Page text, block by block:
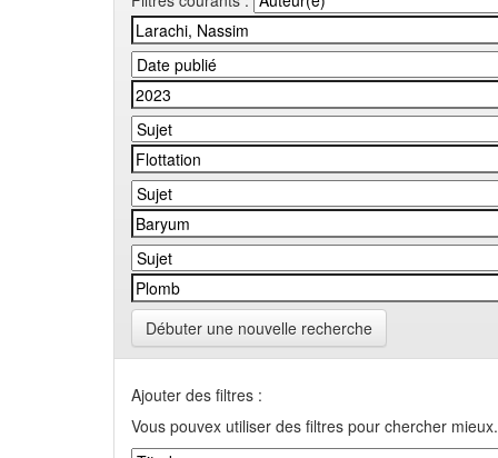
Débuter une nouvelle recherche
Ajouter des filtres :
Vous pouvex utiliser des filtres pour chercher mieux.